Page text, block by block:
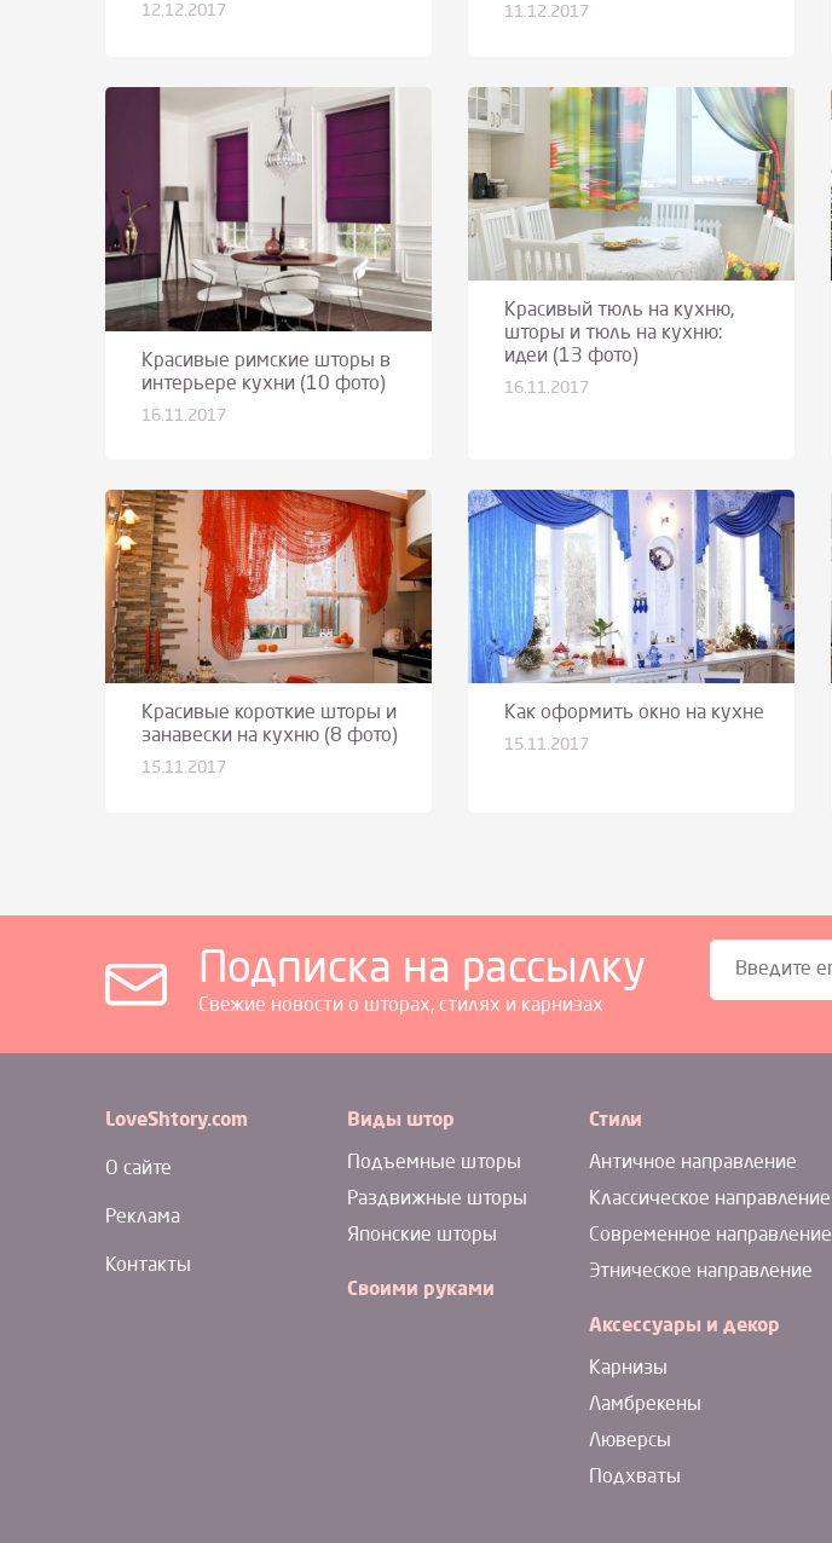
12.12.2017 11.12.2017
Красивые римcкие шторы в
интерьере кухни (10 фото)
16.11.2017
Красивый тюль на кухню,
шторы и тюль на кухню:
идеи (13 фото)
16.11.2017
Красивые короткие шторы и
занавески на кухню (8 фото)
15.11.2017
Как оформить окно на кухне
15.11.2017
Подписка на рассылку
Свежие новости о шторах, стилях и карнизах
LoveShtory.com
О сайте
Реклама
Контакты
Виды штор
Подъемные шторы
Раздвижные шторы
Японские шторы
Своими руками
Стили
Античное направление
Классическое направление
Современное направление
Этническое направление
Аксессуары и декор
Карнизы
Ламбрекены
Люверсы
Подхваты